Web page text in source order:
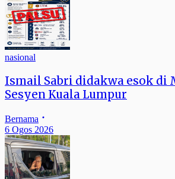
nasional
Ismail Sabri didakwa esok di
Sesyen Kuala Lumpur
Bernama
6 Ogos 2026